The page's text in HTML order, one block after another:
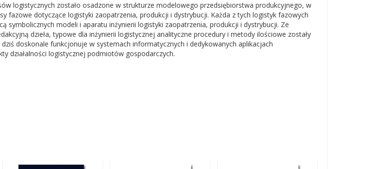
logistycznych zostało osadzone w strukturze modelowego przedsiębiorstwa produkcyjnego, w
fazowe dotyczące logistyki zaopatrzenia, produkcji i dystrybucji. Każda z tych logistyk fazowych
symbolicznych modeli i aparatu inżynierii logistyki zaopatrzenia, produkcji i dystrybucji. Ze
dzieła, typowe dla inżynierii logistycznej analityczne procedury i metody ilościowe zostały
doskonale funkcjonuje w systemach informatycznych i dedykowanych aplikacjach
działalności logistycznej podmiotów gospodarczych.